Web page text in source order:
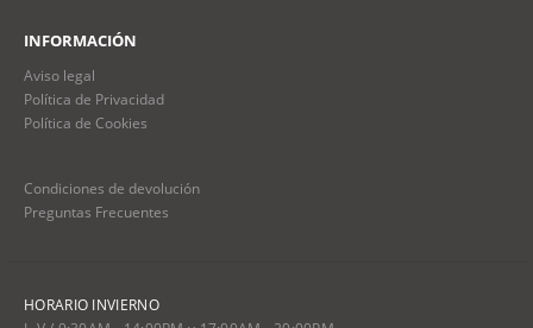
INFORMACIÓN
Aviso legal
Política de Privacidad
Política de Cookies
Condiciones de devolución
Preguntas Frecuentes
HORARIO INVIERNO